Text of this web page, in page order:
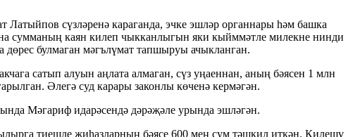
сүзләренә караганда, эчке эшләр органнары һәм башка
сумманың каян килеп чыкканлыгын яки кыйммәтле милекне нинди
дөрес булмаган мәгълүмат тапшыруы ачыкланган.
сатып алуын аңлата алмаган, сүз уңаеннан, аның бәясен 1 млн
Әлегә суд карары законлы көченә кермәгән.
Мәгариф идарәсендә дәрәҗәле урында эшләгән.
тиешле җиһазларның бәясе 600 мең сум тәшкил иткән. Килешү